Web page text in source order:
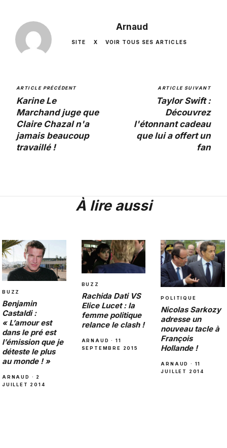
Arnaud
SITE X VOIR TOUS SES ARTICLES
ARTICLE PRÉCÉDENT
Karine Le
Marchand juge que
Claire Chazal n'a
jamais beaucoup
travaillé !
ARTICLE SUIVANT
Taylor Swift :
Découvrez
l'étonnant cadeau
que lui a offert un
fan
À lire aussi
BUZZ
Benjamin
Castaldi :
« L’amour est
dans le pré est
l’émission que je
déteste le plus
au monde ! »
ARNAUD · 2
JUILLET 2014
BUZZ
Rachida Dati VS
Elice Lucet : la
femme politique
relance le clash !
ARNAUD · 11
SEPTEMBRE 2015
POLITIQUE
Nicolas Sarkozy
adresse un
nouveau tacle à
François
Hollande !
ARNAUD · 11
JUILLET 2014